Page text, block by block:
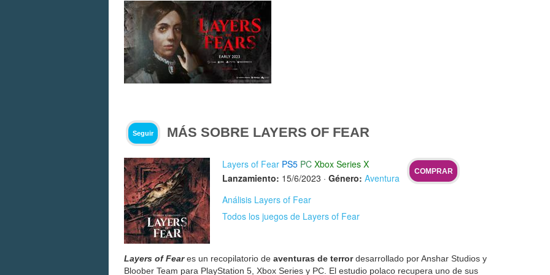
Seguir MÁS SOBRE LAYERS OF FEAR
Layers of Fear PS5 PC Xbox Series X
Lanzamiento: 15/6/2023 · Género: Aventura
COMPRAR
Análisis Layers of Fear
Todos los juegos de Layers of Fear
Layers of Feares un recopilatorio de aventuras de terrordesarrollado por Anshar Studios y
Bloober Team para PlayStation 5, Xbox Series y PC. El estudio polaco recupera uno de sus